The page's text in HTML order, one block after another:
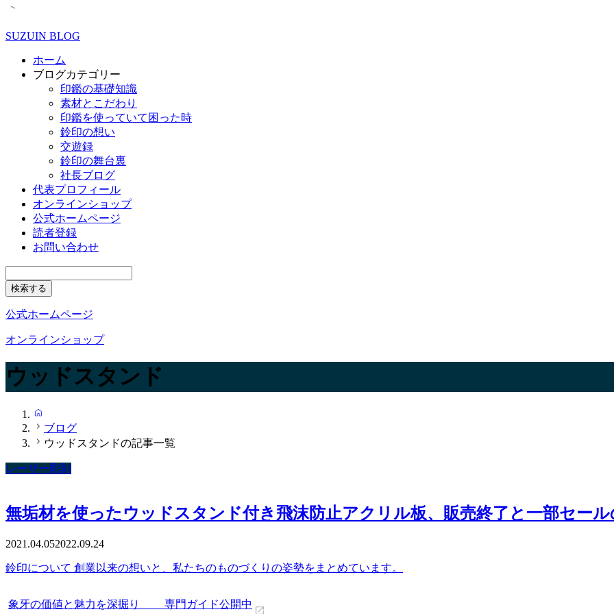
SUZUIN BLOG
ホーム
ブログカテゴリー
印鑑の基礎知識
素材とこだわり
印鑑を使っていて困った時
鈴印の想い
交遊録
鈴印の舞台裏
社長ブログ
代表プロフィール
オンラインショップ
公式ホームページ
読者登録
お問い合わせ
公式ホームページ
オンラインショップ
ウッドスタンド
ブログ
ウッドスタンドの記事一覧
レーザー彫刻
無垢材を使ったウッドスタンド付き飛沫防止アクリル板、販売終了と一部セー
2021.04.052022.09.24
鈴印について 創業以来の想いと、私たちのものづくりの姿勢をまとめています。
象牙の価値と魅力を深掘り 専門ガイド公開中